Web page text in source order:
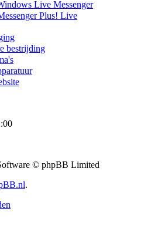
Live Messenger
Plus! Live
bestrijding
© phpBB Limited
.